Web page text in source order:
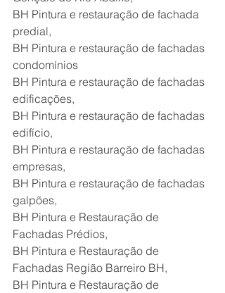
BH Pintura e restauração de fachada
predial,
BH Pintura e restauração de fachadas
condomínios
BH Pintura e restauração de fachadas
edificações,
BH Pintura e restauração de fachadas
edifício,
BH Pintura e restauração de fachadas
empresas,
BH Pintura e restauração de fachadas
galpões,
BH Pintura e Restauração de
Fachadas Prédios,
BH Pintura e Restauração de
Fachadas Região Barreiro BH,
BH Pintura e Restauração de